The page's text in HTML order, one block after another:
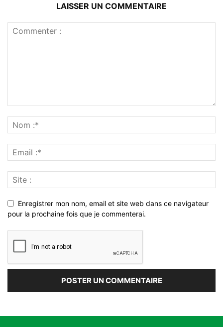
LAISSER UN COMMENTAIRE
Enregistrer mon nom, email et site web dans ce navigateur
pour la prochaine fois que je commenterai.